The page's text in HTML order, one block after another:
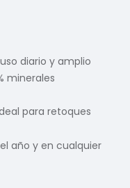
diario y amplio
minerales
para retoques
año y en cualquier